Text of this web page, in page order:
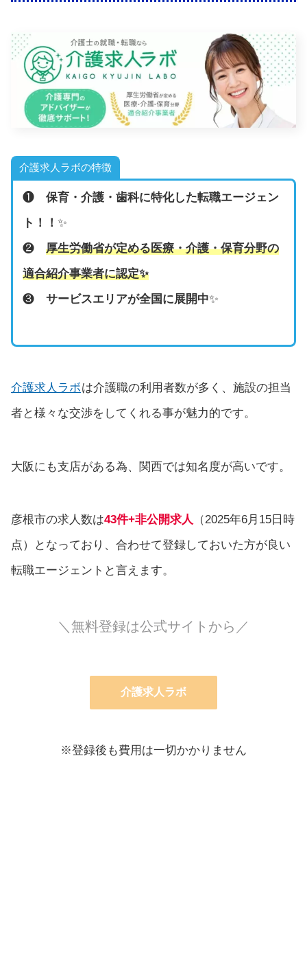
介護求人ラボの特徴
❶ 保育・介護・歯科に特化した転職エージェン
ト！！ ✨
❷ 厚生労働省が定める医療・介護・保育分野の
適合紹介事業者に認定✨
❸ サービスエリアが全国に展開中✨
介護求人ラボは介護職の利用者数が多く、施設の担当
者と様々な交渉をしてくれる事が魅力的です。
大阪にも支店がある為、関西では知名度が高いです。
彦根市の求人数は43件+非公開求人 （2025年6月15日時
点）となっており、合わせて登録しておいた方が良い
転職エージェントと言えます。
＼無料登録は公式サイトから／
介護求人ラボ
※登録後も費用は一切かかりません